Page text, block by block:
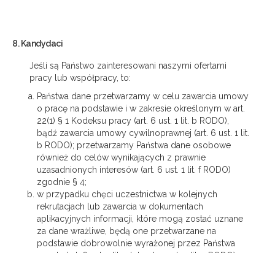
8. Kandydaci
Jeśli są Państwo zainteresowani naszymi ofertami
pracy lub współpracy, to:
Państwa dane przetwarzamy w celu zawarcia umowy
o pracę na podstawie i w zakresie określonym w art.
22(1) § 1 Kodeksu pracy (art. 6 ust. 1 lit. b RODO),
bądź zawarcia umowy cywilnoprawnej (art. 6 ust. 1 lit.
b RODO); przetwarzamy Państwa dane osobowe
również do celów wynikających z prawnie
uzasadnionych interesów (art. 6 ust. 1 lit. f RODO)
zgodnie § 4;
w przypadku chęci uczestnictwa w kolejnych
rekrutacjach lub zawarcia w dokumentach
aplikacyjnych informacji, które mogą zostać uznane
za dane wrażliwe, będą one przetwarzane na
podstawie dobrowolnie wyrażonej przez Państwa